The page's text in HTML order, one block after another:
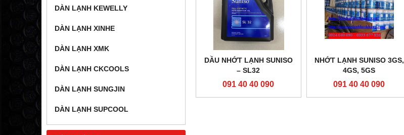
DÀN LẠNH KEWELLY
DÀN LẠNH XINHE
DÀN LẠNH XMK
DÀN LẠNH CKCOOLS
DÀN LẠNH SUNGJIN
DÀN LẠNH SUPCOOL
DẦU NHỚT LẠNH SUNISO
– SL32
091 40 40 090
NHỚT LẠNH SUNISO 3GS,
4GS, 5GS
091 40 40 090